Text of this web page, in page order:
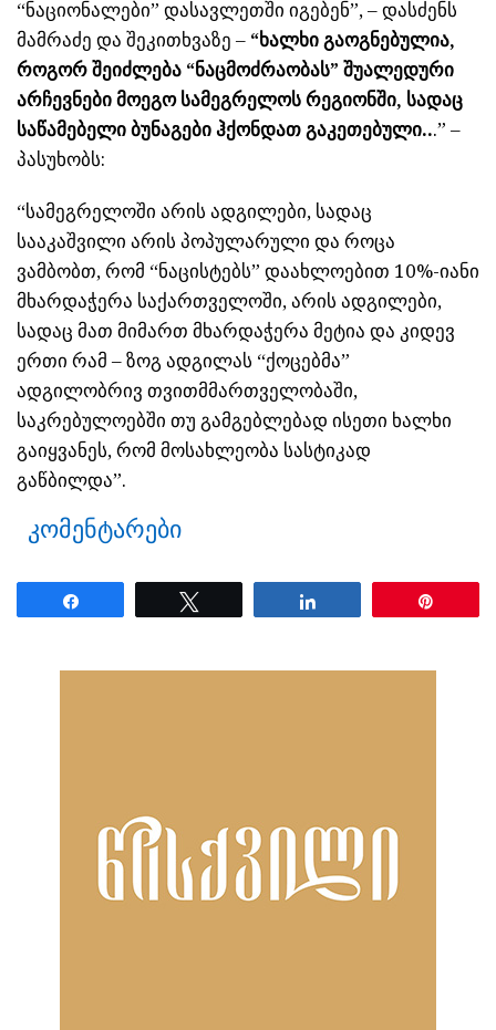
“ნაციონალები” დასავლეთში იგებენ”, – დასძენს
მამრაძე და შეკითხვაზე – “ხალხი გაოგნებულია,
როგორ შეიძლება “ნაცმოძრაობას” შუალედური
არჩევნები მოეგო სამეგრელოს რეგიონში, სადაც
საწამებელი ბუნაგები ჰქონდათ გაკეთებული...” –
პასუხობს:
“სამეგრელოში არის ადგილები, სადაც
სააკაშვილი არის პოპულარული და როცა
ვამბობთ, რომ “ნაცისტებს” დაახლოებით 10%-იანი
მხარდაჭერა საქართველოში, არის ადგილები,
სადაც მათ მიმართ მხარდაჭერა მეტია და კიდევ
ერთი რამ – ზოგ ადგილას “ქოცებმა”
ადგილობრივ თვითმმართველობაში,
საკრებულოებში თუ გამგებლებად ისეთი ხალხი
გაიყვანეს, რომ მოსახლეობა სასტიკად
გაწბილდა”.
კომენტარები